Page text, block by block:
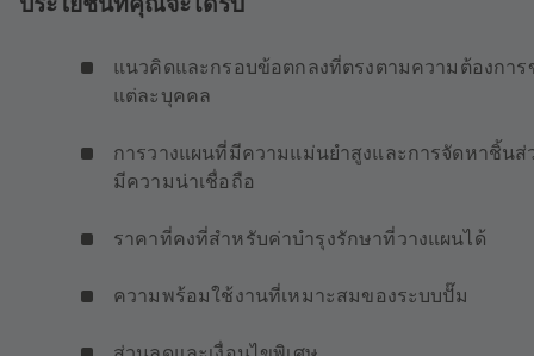
แนวคิดและกรอบข้อตกลงที่ตรงตามความต้องการ
แต่ละบุคคล
การวางแผนที่มีความแม่นยำสูงและการจัดหาชิ้นส่
มีความน่าเชื่อถือ
ราคาที่คงที่สำหรับค่าบำรุงรักษาที่วางแผนได้
ความพร้อมใช้งานที่เหมาะสมของระบบปั๊ม